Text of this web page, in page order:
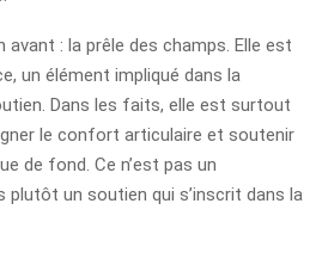
: la prêle des champs. Elle est
un élément impliqué dans la
Dans les faits, elle est surtout
le confort articulaire et soutenir
de fond. Ce n’est pas un
plutôt un soutien qui s’inscrit dans la